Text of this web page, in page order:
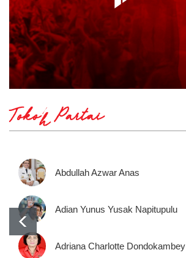
Tokoh Partai
Abdullah Azwar Anas
Adian Yunus Yusak Napitupulu
Adriana Charlotte Dondokambey